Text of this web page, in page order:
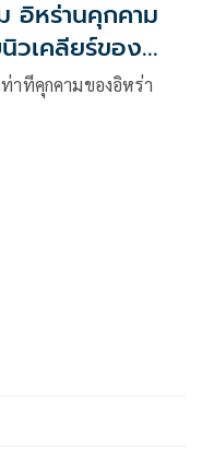
อิหร่านคุกคาม
วเคลียร์ของ
าทีคุกคามของอิหร่า